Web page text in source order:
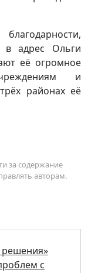
в адрес Ольги
её огромное
и
районах её
за содержание
авторам.
решения»
с